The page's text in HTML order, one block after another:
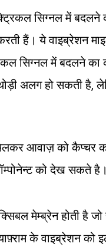
सिग्नल में बदलने
हैं। ये वाइब्रेशन
सिग्नल में बदलने का
अलग हो सकती है,
आवाज़ को
को देख सकते है।
मेम्ब्रेन होती है
के वाइब्रेशन को